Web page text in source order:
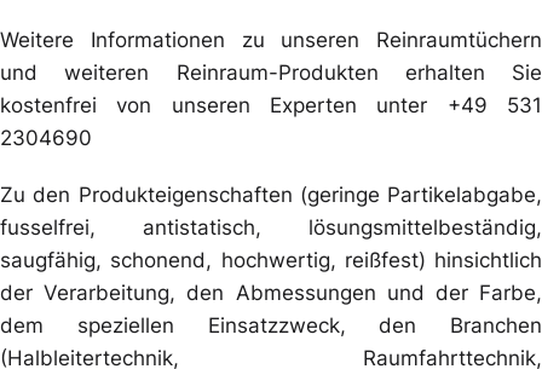
Weitere Informationen zu unseren Reinraumtüchern
und weiteren Reinraum-Produkten erhalten Sie
kostenfrei von unseren Experten unter +49 531
2304690
Zu den Produkteigenschaften (geringe Partikelabgabe,
fusselfrei, antistatisch, lösungsmittelbeständig,
saugfähig, schonend, hochwertig, reißfest) hinsichtlich
der Verarbeitung, den Abmessungen und der Farbe,
dem speziellen Einsatzzweck, den Branchen
(Halbleitertechnik, Raumfahrttechnik,